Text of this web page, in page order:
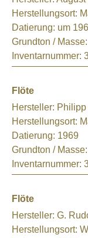
Herstellungsort:
Datierung: um
Grundton / Masse:
Inventarnummer:
Flöte
Hersteller:
Herstellungsort:
Datierung: 1969
Grundton / Masse:
Inventarnummer:
Flöte
Hersteller: G.
Herstellungsort: